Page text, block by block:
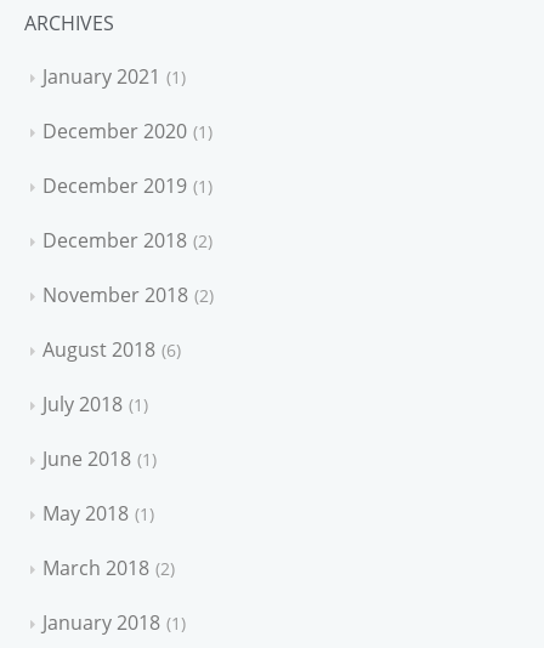
ARCHIVES
January 2021
1
December 2020 1
December 2019 1
December 2018 2
November 2018 2
August 2018 6
July 2018 1
June 2018 1
May 2018 1
March 2018 2
January 2018 1